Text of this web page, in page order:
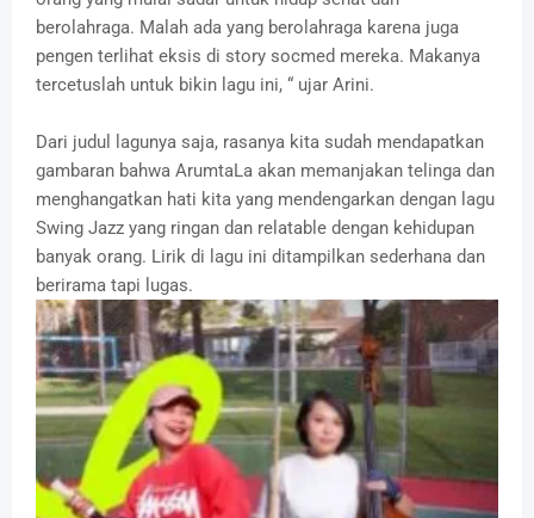
berolahraga. Malah ada yang berolahraga karena juga
pengen terlihat eksis di story socmed mereka. Makanya
tercetuslah untuk bikin lagu ini, “ ujar Arini.
Dari judul lagunya saja, rasanya kita sudah mendapatkan
gambaran bahwa ArumtaLa akan memanjakan telinga dan
menghangatkan hati kita yang mendengarkan dengan lagu
Swing Jazz yang ringan dan relatable dengan kehidupan
banyak orang. Lirik di lagu ini ditampilkan sederhana dan
berirama tapi lugas.